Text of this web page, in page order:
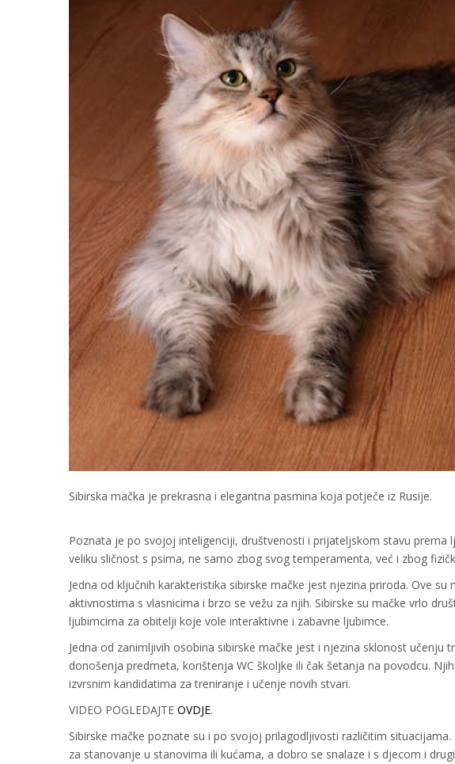
Sibirska mačka je prekrasna i elegantna pasmina koja potječe iz Rusije.
Poznata je po svojoj inteligenciji, društvenosti i prijateljskom stavu prema
veliku sličnost s psima, ne samo zbog svog temperamenta, već i zbog
Jedna od ključnih karakteristika sibirske mačke jest njezina priroda. Ove
aktivnostima s vlasnicima i brzo se vežu za njih. Sibirske su mačke vrlo
ljubimcima za obitelji koje vole interaktivne i zabavne ljubimce.
Jedna od zanimljivih osobina sibirske mačke jest i njezina sklonost
donošenja predmeta, korištenja WC školjke ili čak šetanja na povodcu.
izvrsnim kandidatima za treniranje i učenje novih stvari.
VIDEO POGLEDAJTE OVDJE.
Sibirske mačke poznate su i po svojoj prilagodljivosti različitim
za stanovanje u stanovima ili kućama, a dobro se snalaze i s djecom i